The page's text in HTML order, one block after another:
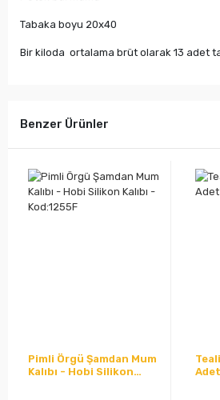
Tabaka boyu 20x40
Bir kiloda ortalama brüt olarak 13 adet
Benzer Ürünler
Pimli Örgü Şamdan Mum
Kalıbı - Hobi Silikon
Adet